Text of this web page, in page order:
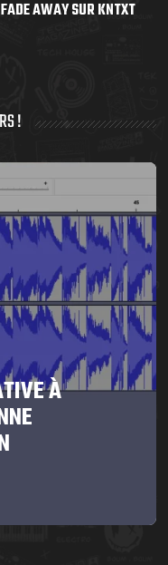
AWAY SUR KNTXT
!
À